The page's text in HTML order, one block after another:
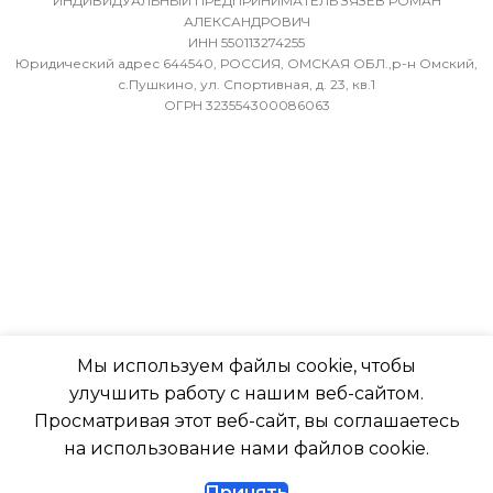
МИН. РАБОЧАЯ ТЕМПЕРАТУРА
ВОЗДУХА ДЛЯ ВНЕШНЕГО
ДИАМЕТР ТРУБ (ЖИДКОСТЬ)
-7
РАБОТАЕТ С АЛИСОЙ
ТАЙМЕР НА
АЛЕКСАНДРОВИЧ
ИНН 550113274255
Юридический адрес 644540, РОССИЯ, ОМСКАЯ ОБЛ.,р-н Омский,
с.Пушкино, ул. Спортивная, д. 23, кв.1
ОГРН 323554300086063
Мы используем файлы cookie, чтобы
улучшить работу с нашим веб-сайтом.
Просматривая этот веб-сайт, вы соглашаетесь
на использование нами файлов cookie.